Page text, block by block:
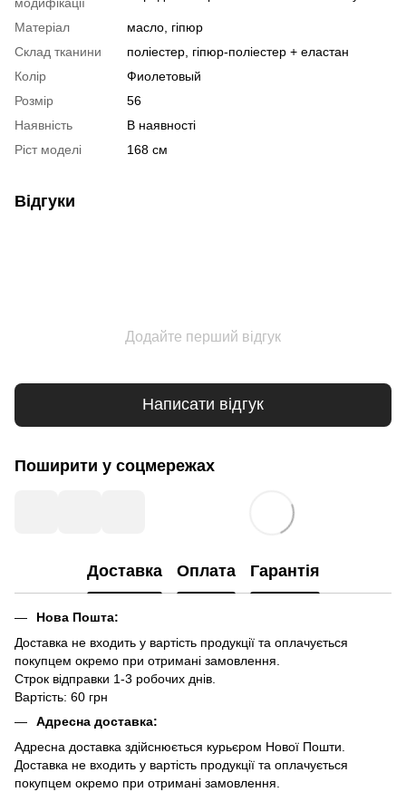
Матеріал
масло, гіпюр
Склад тканини
поліестер, гіпюр-поліестер + еластан
Колір
Фиолетовый
Розмір
56
Наявність
В наявності
Ріст моделі
168 см
Відгуки
Додайте перший відгук
Написати відгук
Поширити у соцмережах
Доставка Оплата Гарантія
Нова Пошта:
Доставка не входить у вартість продукції та оплачується
покупцем окремо при отримані замовлення.
Строк відправки 1-3 робочих днів.
Вартість: 60 грн
Адресна доставка:
Адресна доставка здійснюється курьєром Нової Пошти.
Доставка не входить у вартість продукції та оплачується
покупцем окремо при отримані замовлення.